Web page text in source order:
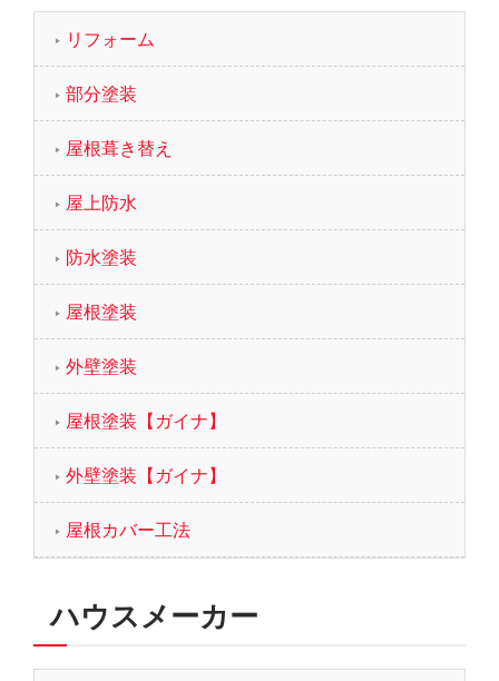
リフォーム
部分塗装
屋根葺き替え
屋上防水
防水塗装
屋根塗装
外壁塗装
屋根塗装【ガイナ】
外壁塗装【ガイナ】
屋根カバー工法
ハウスメーカー